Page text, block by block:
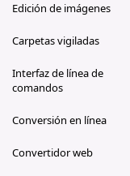
Edición de imágenes
Carpetas vigiladas
Interfaz de línea de
comandos
Conversión en línea
Convertidor web